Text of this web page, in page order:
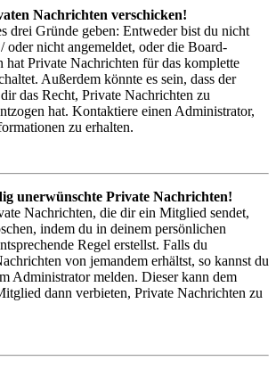
Nachrichten verschicken!
drei Gründe geben: Entweder bist du nicht
oder nicht angemeldet, oder die Board-
hat Private Nachrichten für das komplette
Außerdem könnte es sein, dass der
das Recht, Private Nachrichten zu
hat. Kontaktiere einen Administrator,
zu erhalten.
unerwünschte Private Nachrichten!
Nachrichten, die dir ein Mitglied sendet,
indem du in deinem persönlichen
Regel erstellst. Falls du
von jemandem erhältst, so kannst du
Administrator melden. Dieser kann dem
dann verbieten, Private Nachrichten zu